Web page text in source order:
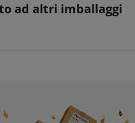
ad altri imballaggi